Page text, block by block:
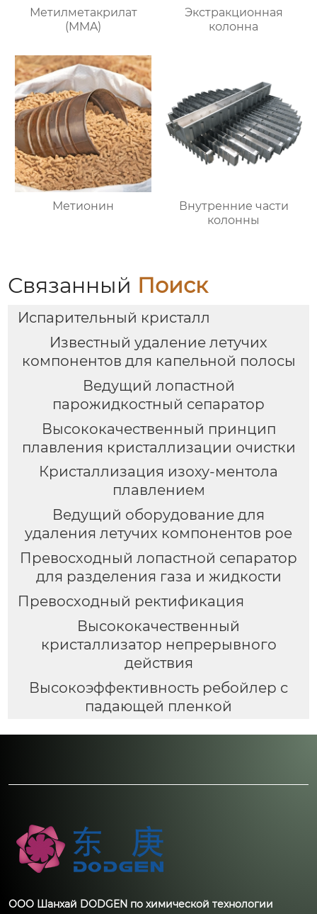
Метилметакрилат
(MMA)
Экстракционная
колонна
Метионин
Внутренние части
колонны
Связанный Поиск
Испарительный кристалл
Известный удаление летучих
компонентов для капельной полосы
Ведущий лопастной
парожидкостный сепаратор
Высококачественный принцип
плавления кристаллизации очистки
Кристаллизация изоху-ментола
плавлением
Ведущий оборудование для
удаления летучих компонентов poe
Превосходный лопастной сепаратор
для разделения газа и жидкости
Превосходный ректификация
Высококачественный
кристаллизатор непрерывного
действия
Высокоэффективность ребойлер с
падающей пленкой
ООО Шанхай DODGEN по химической технологии